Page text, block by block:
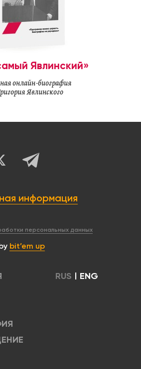
Явлинский»
онлайн-биография
Явлинского
информация
персональных данных
bit’em up
RUS | ENG